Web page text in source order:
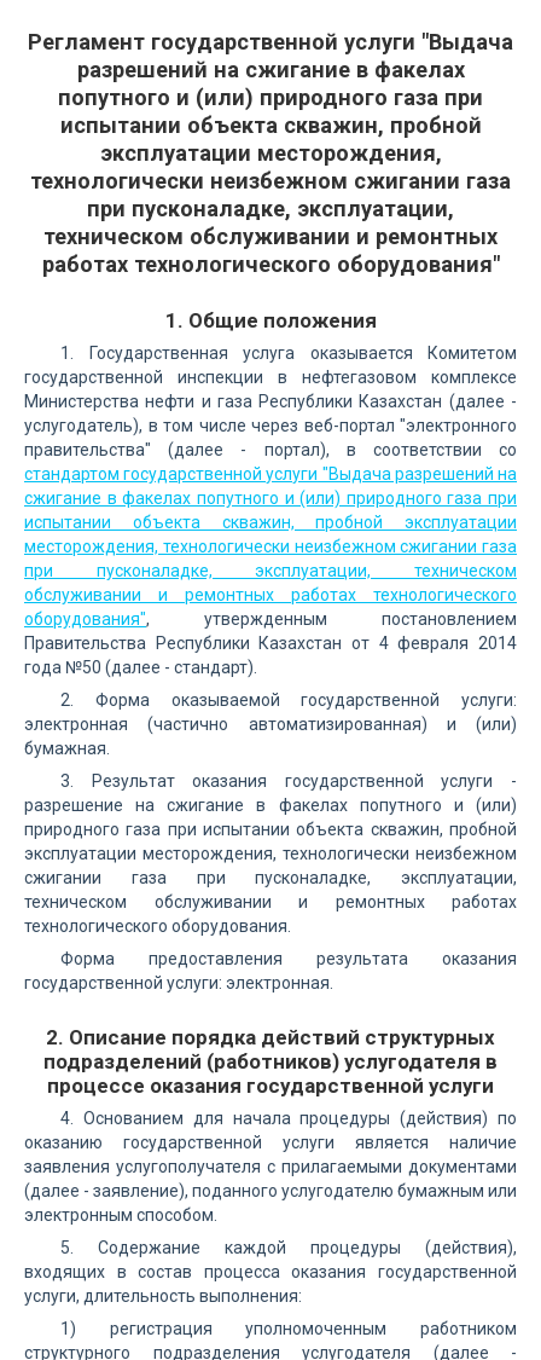
Регламент государственной услуги "Выдача
разрешений на сжигание в факелах
попутного и (или) природного газа при
испытании объекта скважин, пробной
эксплуатации месторождения,
технологически неизбежном сжигании газа
при пусконаладке, эксплуатации,
техническом обслуживании и ремонтных
работах технологического оборудования"
1. Общие положения
1. Государственная услуга оказывается Комитетом
государственной инспекции в нефтегазовом комплексе
Министерства нефти и газа Республики Казахстан (далее -
услугодатель), в том числе через веб-портал "электронного
правительства" (далее - портал), в соответствии со
стандартом государственной услуги "Выдача разрешений на
сжигание в факелах попутного и (или) природного газа при
испытании объекта скважин, пробной эксплуатации
месторождения, технологически неизбежном сжигании газа
при пусконаладке, эксплуатации, техническом
обслуживании и ремонтных работах технологического
оборудования", утвержденным постановлением
Правительства Республики Казахстан от 4 февраля 2014
года №50 (далее - стандарт).
2. Форма оказываемой государственной услуги:
электронная (частично автоматизированная) и (или)
бумажная.
3. Результат оказания государственной услуги -
разрешение на сжигание в факелах попутного и (или)
природного газа при испытании объекта скважин, пробной
эксплуатации месторождения, технологически неизбежном
сжигании газа при пусконаладке, эксплуатации,
техническом обслуживании и ремонтных работах
технологического оборудования.
Форма предоставления результата оказания
государственной услуги: электронная.
2. Описание порядка действий структурных
подразделений (работников) услугодателя в
процессе оказания государственной услуги
4. Основанием для начала процедуры (действия) по
оказанию государственной услуги является наличие
заявления услугополучателя с прилагаемыми документами
(далее - заявление), поданного услугодателю бумажным или
электронным способом.
5. Содержание каждой процедуры (действия),
входящих в состав процесса оказания государственной
услуги, длительность выполнения:
1) регистрация уполномоченным работником
структурного подразделения услугодателя (далее -